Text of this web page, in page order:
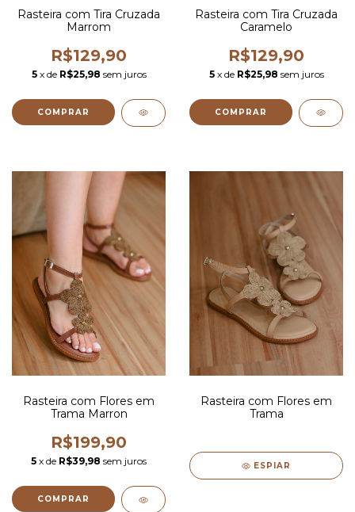
Rasteira com Tira Cruzada
Marrom
R$129,90
5 x de R$25,98 sem juros
COMPRAR
Rasteira com Tira Cruzada
Caramelo
R$129,90
5 x de R$25,98 sem juros
COMPRAR
Rasteira com Flores em
Trama Marron
R$199,90
5 x de R$39,98 sem juros
COMPRAR
Rasteira com Flores em
Trama
ESPIAR